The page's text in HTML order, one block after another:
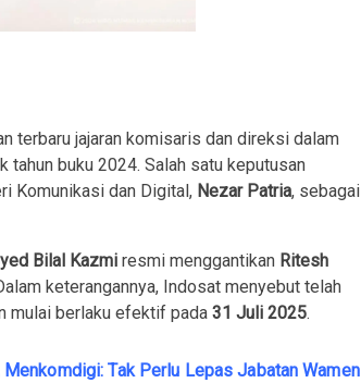
terbaru jajaran komisaris dan direksi dalam
tahun buku 2024. Salah satu keputusan
Komunikasi dan Digital, Nezar Patria, sebagai
Bilal Kazmi resmi menggantikan Ritesh
keterangannya, Indosat menyebut telah
mulai berlaku efektif pada 31 Juli 2025.
Tak Perlu Lepas Jabatan Wamen